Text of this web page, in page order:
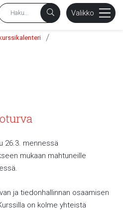
Valikko
/
26.3. mennessä
mukaan mahtuneille
ja tiedonhallinnan osaamisen
on kolme yhteistä